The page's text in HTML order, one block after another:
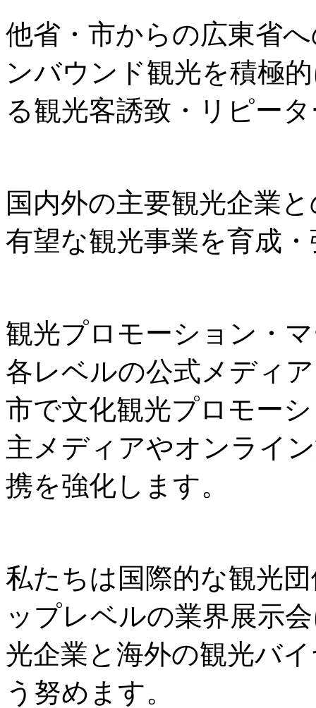
他省・市からの広東省
ンバウンド観光を積極
る観光客誘致・リピー
国内外の主要観光企業
有望な観光事業を育成
観光プロモーション・
各レベルの公式メディ
市で文化観光プロモー
主メディアやオンライ
携を強化します。
私たちは国際的な観光
ップレベルの業界展示
光企業と海外の観光バ
う努めます。